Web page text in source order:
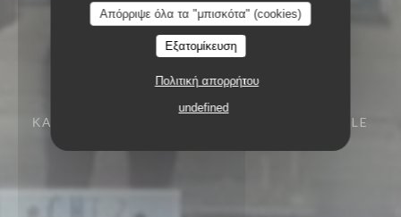
Απόρριψε όλα τα "μπισκότα" (cookies)
Εξατομίκευση
Πολιτική απορρήτου
undefined
ΚΑΠΗΛΕΙΌ 164 RUE SOLFÉRINO 59800 LILLE